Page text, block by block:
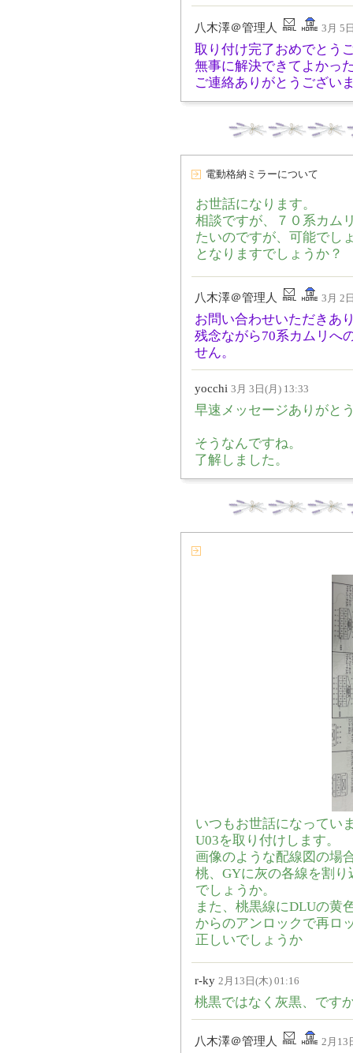
八木澤＠管理人 3月 5
取り付け完了おめでとう
無事に解決できてよかっ
ご連絡ありがとうござい
電動格納ミラーについて
お世話になります。
相談ですが、７０系カム
たいのですが、可能でし
となりますでしょうか？
八木澤＠管理人 3月 2
お問い合わせいただきあ
残念ながら70系カムリへ
せん。
yocchi 3月 3日(月) 13:33
早速メッセージありがと
そうなんですね。
了解しました。
いつもお世話になってい
U03を取り付けします。
画像のような配線図の場
桃、GYに灰の各線を割
でしょうか。
また、桃黒線にDLUの黄
からのアンロックで再ロ
正しいでしょうか
r-ky 2月13日(木) 01:16
桃黒ではなく灰黒、です
八木澤＠管理人 2月13